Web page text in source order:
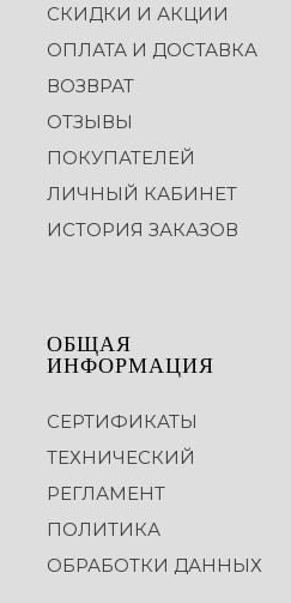
СКИДКИ И АКЦИИ
ОПЛАТА И ДОСТАВКА
ВОЗВРАТ
ОТЗЫВЫ
ПОКУПАТЕЛЕЙ
ЛИЧНЫЙ КАБИНЕТ
ИСТОРИЯ ЗАКАЗОВ
ОБЩАЯ
ИНФОРМАЦИЯ
СЕРТИФИКАТЫ
ТЕХНИЧЕСКИЙ
РЕГЛАМЕНТ
ПОЛИТИКА
ОБРАБОТКИ ДАННЫХ